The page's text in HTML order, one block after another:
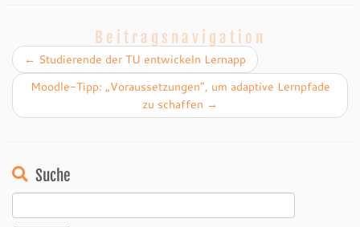
Beitragsnavigation
← Studierende der TU entwickeln Lernapp
Moodle-Tipp: „Voraussetzungen“, um adaptive Lernpfade
zu schaffen →
Suche
Suchen
nach: